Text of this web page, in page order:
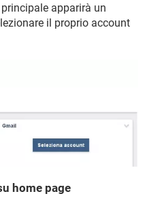
apparirà un
il proprio account
home page